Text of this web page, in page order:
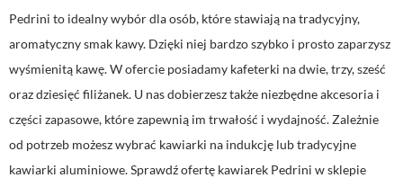
Pedrini to idealny wybór dla osób, które stawiają na tradycyjny,
aromatyczny smak kawy. Dzięki niej bardzo szybko i prosto zaparzysz
wyśmienitą kawę. W ofercie posiadamy kafeterki na dwie, trzy, sześć
oraz dziesięć filiżanek. U nas dobierzesz także niezbędne akcesoria i
części zapasowe, które zapewnią im trwałość i wydajność. Zależnie
od potrzeb możesz wybrać kawiarki na indukcję lub tradycyjne
kawiarki aluminiowe. Sprawdź ofertę kawiarek Pedrini w sklepie